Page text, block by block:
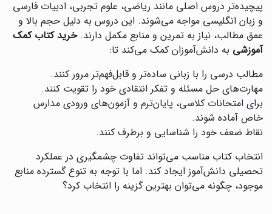
پیچیده‌تر دروس اصلی مانند ریاضی، علوم تجربی، ادبیات فارسی
و زبان انگلیسی مواجه می‌شوند. این دروس به دلیل حجم بالا و
عمق مطالب، نیاز به تمرین و منابع مکمل دارند.خرید کتاب کمک
آموزشی به دانش‌آموزان کمک می‌کند تا:
مطالب درسی را با زبانی ساده‌تر و قابل‌فهم‌تر مرور کنند.
مهارت‌های حل مسئله و تفکر انتقادی خود را تقویت کنند.
برای امتحانات کلاسی، پایان‌ترم و آزمون‌های ورودی مدارس
خاص آماده شوند.
نقاط ضعف خود را شناسایی و برطرف کنند.
انتخاب کتاب مناسب می‌تواند تفاوت چشمگیری در عملکرد
تحصیلی دانش‌آموز ایجاد کند. اما با توجه به تنوع گسترده منابع
موجود، چگونه می‌توان بهترین گزینه را انتخاب کرد؟